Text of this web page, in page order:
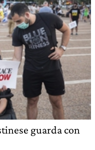
guarda con